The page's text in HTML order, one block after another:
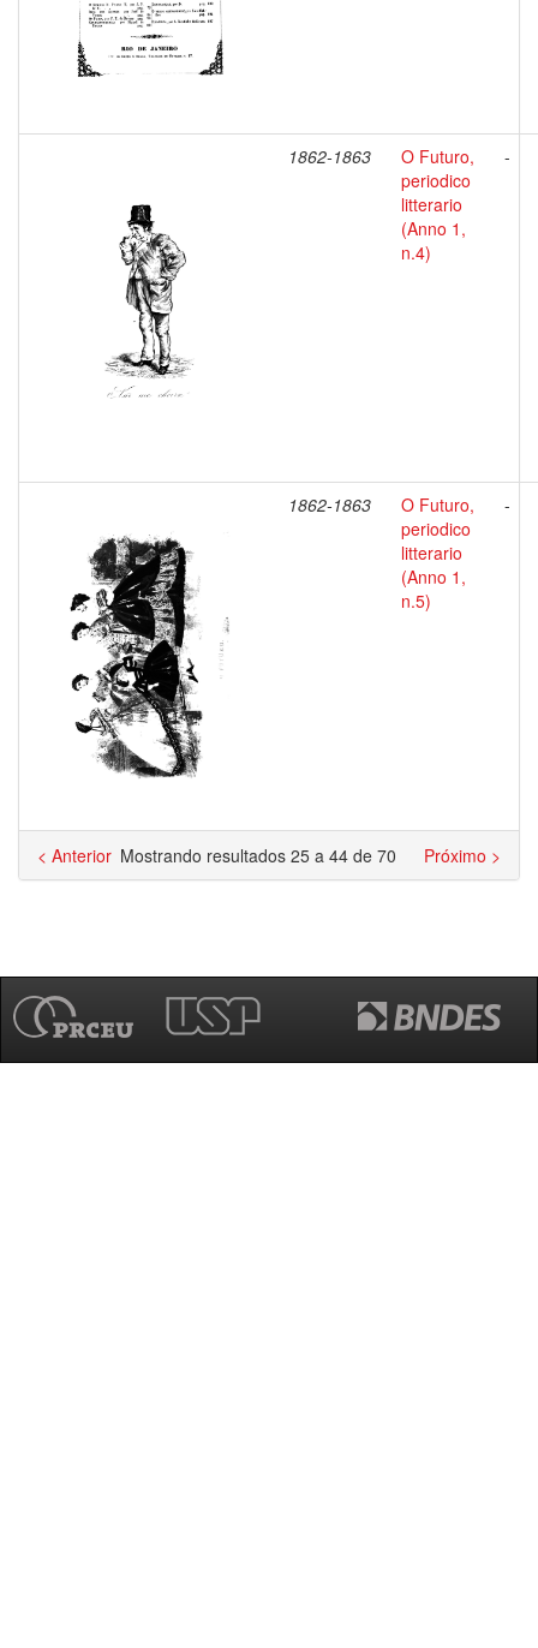
1862-1863
O Futuro,
periodico
litterario
(Anno 1,
n.4)
-
1862-1863
O Futuro,
periodico
litterario
(Anno 1,
n.5)
-
Mostrando resultados 25 a 44 de 70
< Anterior Próximo >